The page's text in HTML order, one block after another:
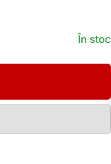
În stoc